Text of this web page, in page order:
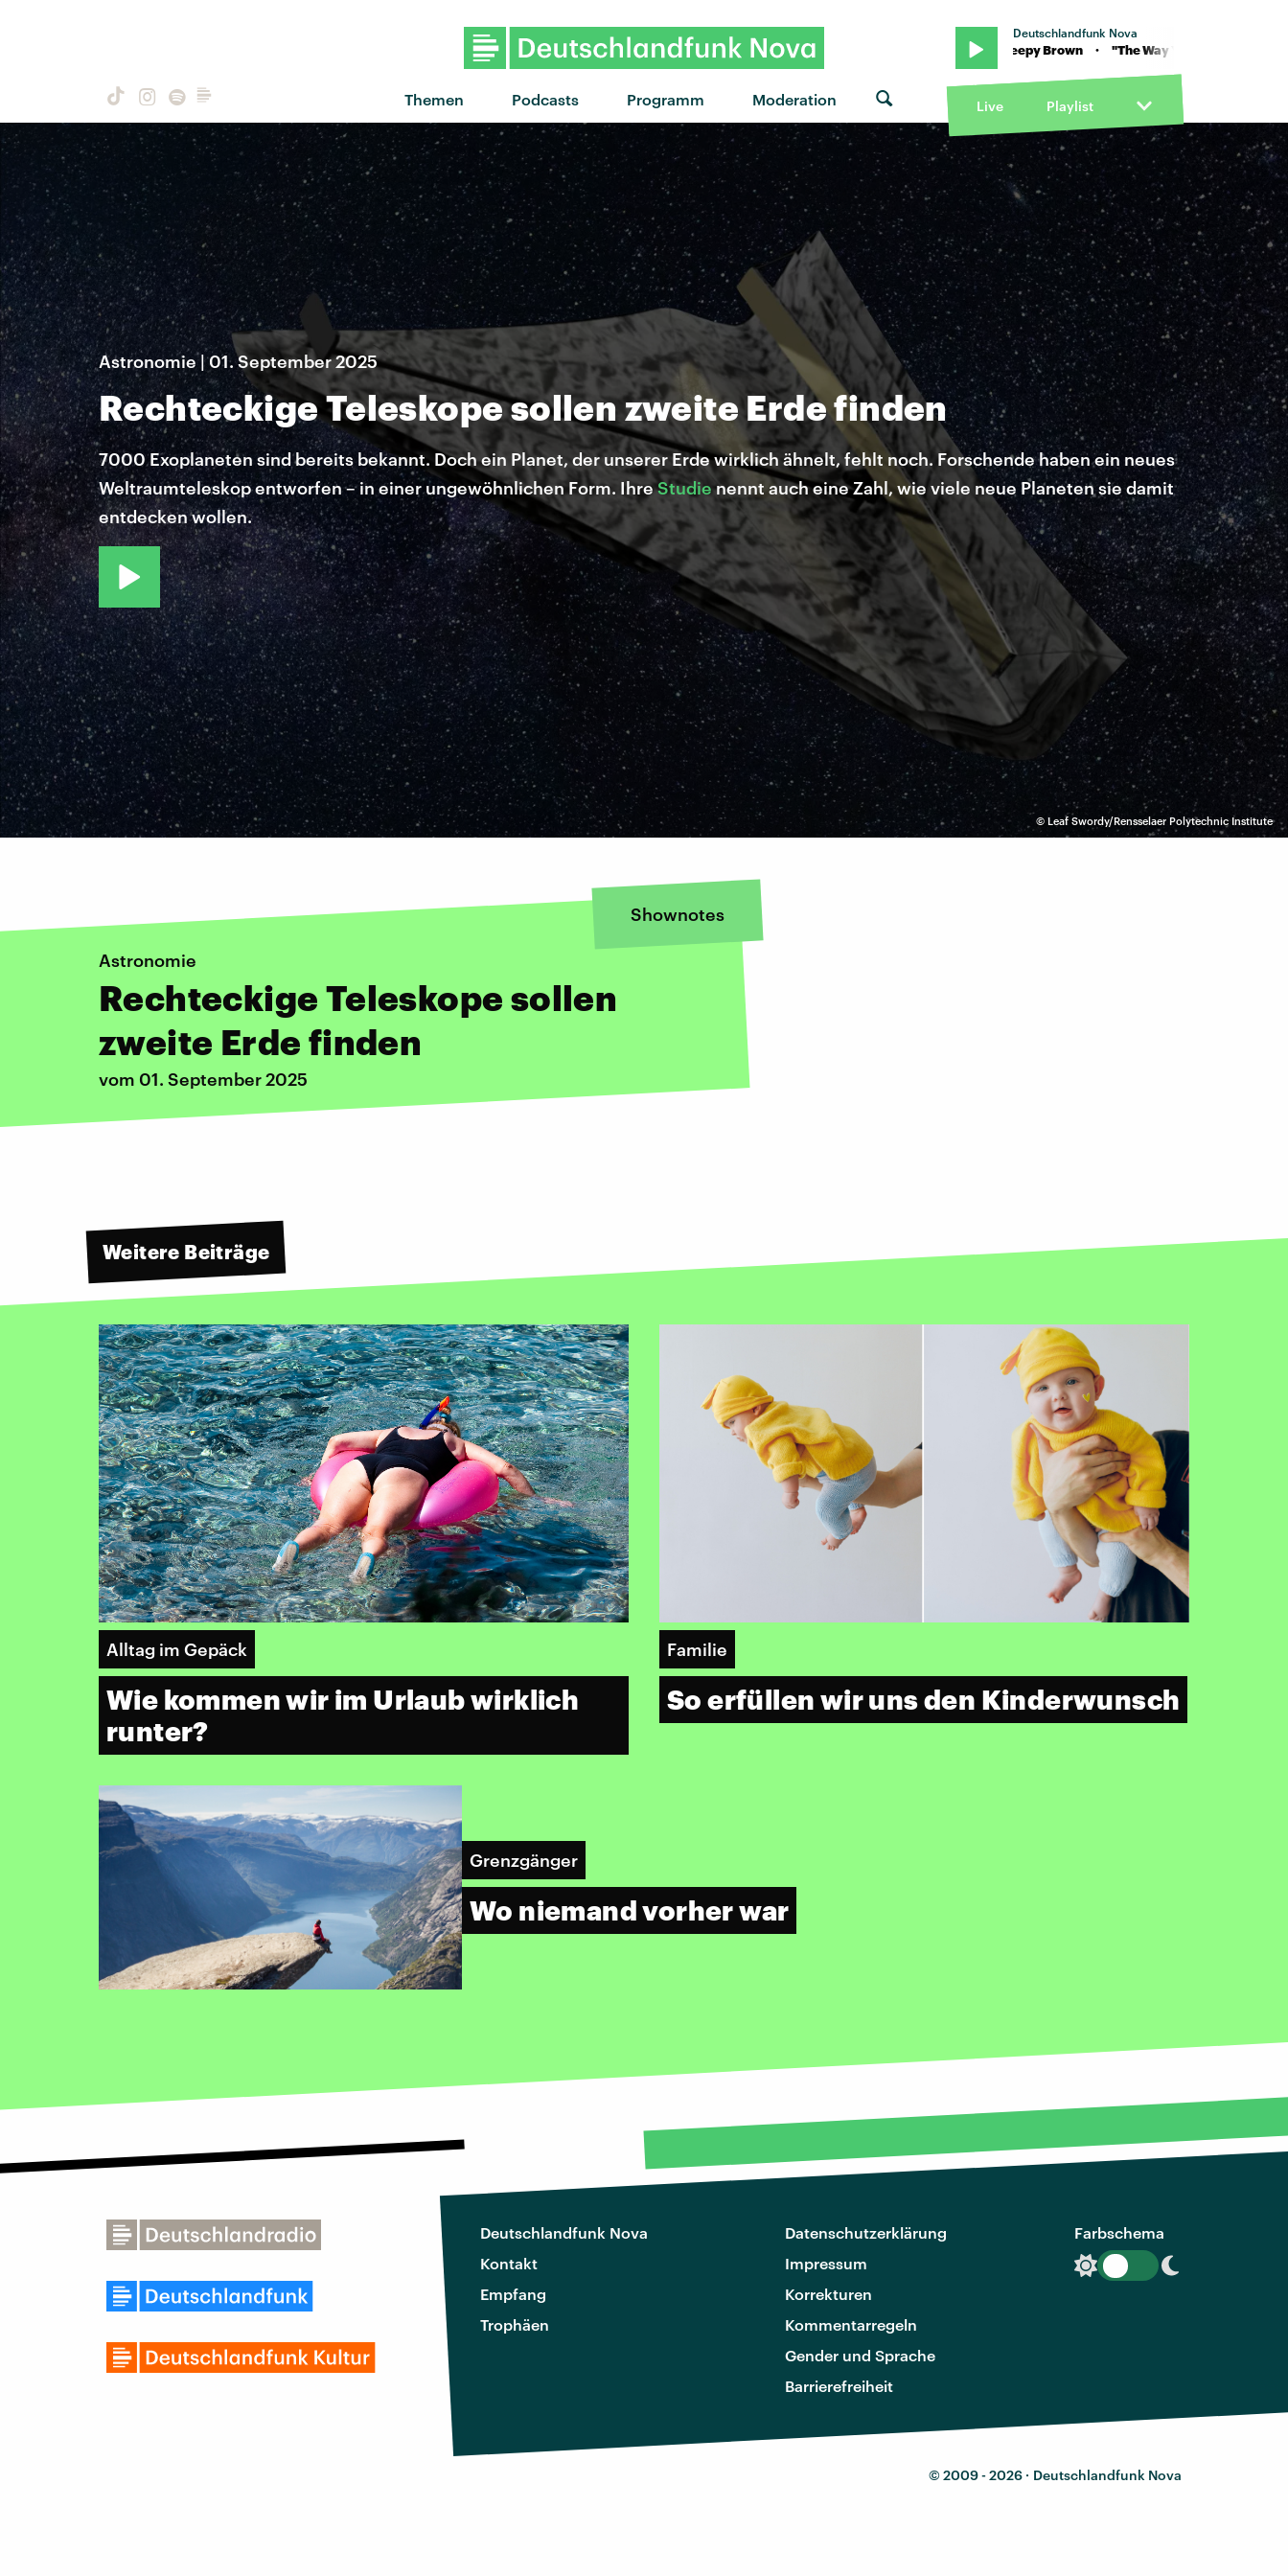
Themen Podcasts Programm Moderation
Deutschlandfunk Nova
"The Way You Move" von OutKast feat. Sleepy Brown · "The Way You Move" von OutKast feat.
Live Playlist
© Leaf Swordy/Rensselaer Polytechnic Institute
Astronomie | 01. September 2025
Rechteckige Teleskope sollen zweite Erde finden
7000 Exoplaneten sind bereits bekannt. Doch ein Planet, der unserer Erde wirklich ähnelt, fehlt noch. Forschende haben ein neues
Weltraumteleskop entworfen – in einer ungewöhnlichen Form. IhreStudienennt auch eine Zahl, wie viele neue Planeten sie damit
entdecken wollen.
Shownotes
Astronomie
Rechteckige Teleskope sollen
zweite Erde finden
vom 01. September 2025
Weitere Beiträge
Alltag im Gepäck
Wie kommen wir im Urlaub wirklich
runter?
Familie
So erfüllen wir uns den Kinderwunsch
Grenzgänger
Wo niemand vorher war
Deutschlandfunk Nova
Kontakt
Empfang
Trophäen
Datenschutzerklärung
Impressum
Korrekturen
Kommentarregeln
Gender und Sprache
Barrierefreiheit
Farbschema
© 2009 - 2026 · Deutschlandfunk Nova